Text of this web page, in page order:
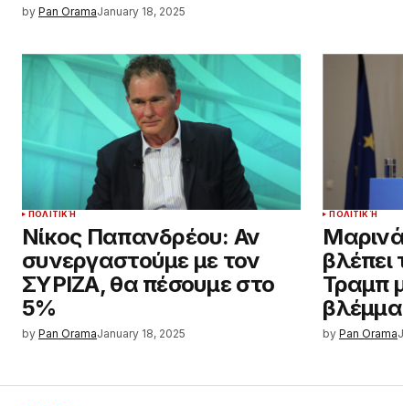
by Pan OramaJanuary 18, 2025
ΠΟΛΙΤΙΚΉ
Νίκος Παπανδρέου: Αν
συνεργαστούμε με τον
ΣΥΡΙΖΑ, θα πέσουμε στο
5%
by Pan OramaJanuary 18, 2025
ΠΟΛΙΤΙΚΉ
βλέπει
Τραμπ
βλέμμα
by Pan Orama